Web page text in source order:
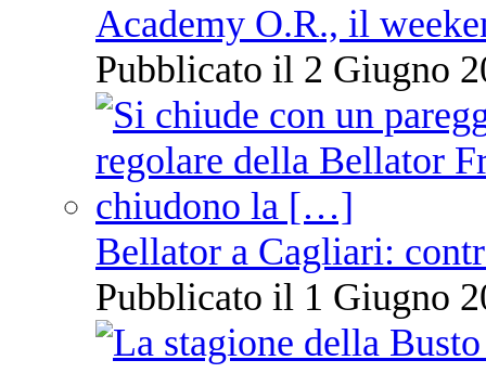
Academy O.R., il
Pubblicato il 2 Giugno
Bellator a Cagliari:
Pubblicato il 1 Giugno